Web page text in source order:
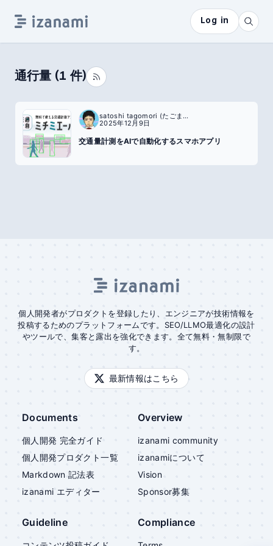
Log in
通行量 (1 件)
satoshi tagomori (たごまん)
2025年12月9日
交通量計測をAIで自動化するスマホアプリ
個人開発者がプロダクトを登録したり、エンジニアが技術情報を
投稿するためのプラットフォームです。SEO/LLMO最適化の設計
やツールで、集客と露出を強化できます。全て無料・無制限で
す。
最新情報はこちら
Documents
個人開発 完全ガイド
個人開発プロダクト一覧
Markdown 記法表
izanami エディター
Overview
izanami community
izanamiについて
Vision
Sponsor募集
Guideline Compliance